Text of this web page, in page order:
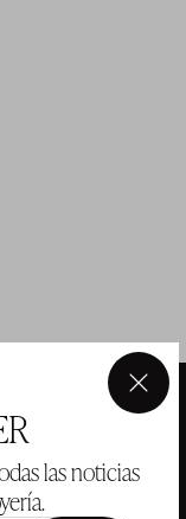
las noticias
×